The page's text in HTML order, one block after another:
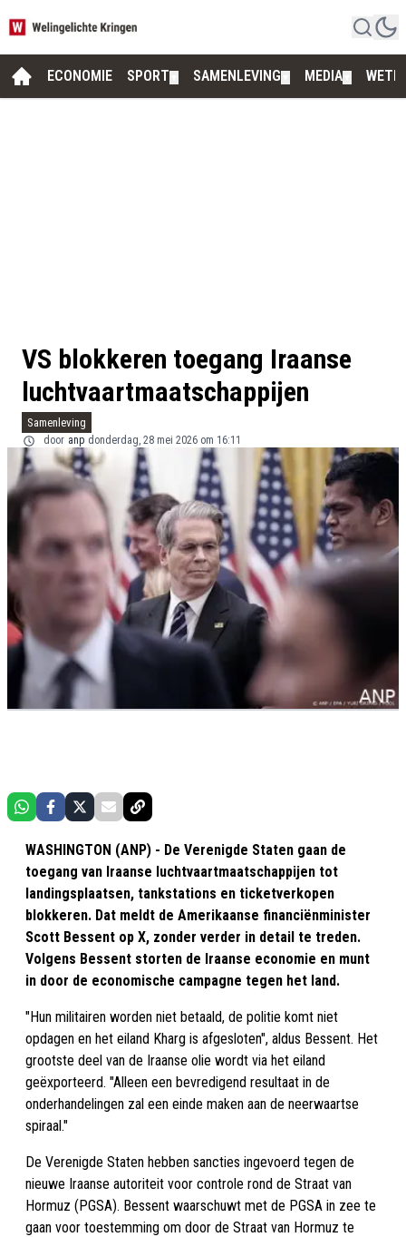
ECONOMIE SPORT SAMENLEVING MEDIA
VS blokkeren toegang Iraanse
luchtvaartmaatschappijen
Samenleving
door anp donderdag, 28 mei 2026 om 16:11
WASHINGTON (ANP) - De Verenigde Staten gaan de
toegang van Iraanse luchtvaartmaatschappijen tot
landingsplaatsen, tankstations en ticketverkopen
blokkeren. Dat meldt de Amerikaanse financiënminister
Scott Bessent op X, zonder verder in detail te treden.
Volgens Bessent storten de Iraanse economie en munt
in door de economische campagne tegen het land.
"Hun militairen worden niet betaald, de politie komt niet
opdagen en het eiland Kharg is afgesloten", aldus Bessent. Het
grootste deel van de Iraanse olie wordt via het eiland
geëxporteerd. "Alleen een bevredigend resultaat in de
onderhandelingen zal een einde maken aan de neerwaartse
spiraal."
De Verenigde Staten hebben sancties ingevoerd tegen de
nieuwe Iraanse autoriteit voor controle rond de Straat van
Hormuz (PGSA). Bessent waarschuwt met de PGSA in zee te
gaan voor toestemming om door de Straat van Hormuz te